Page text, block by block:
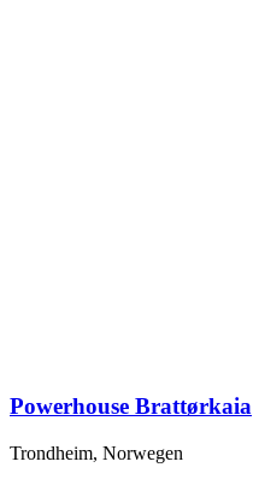
Powerhouse Brattørkaia
Trondheim, Norwegen